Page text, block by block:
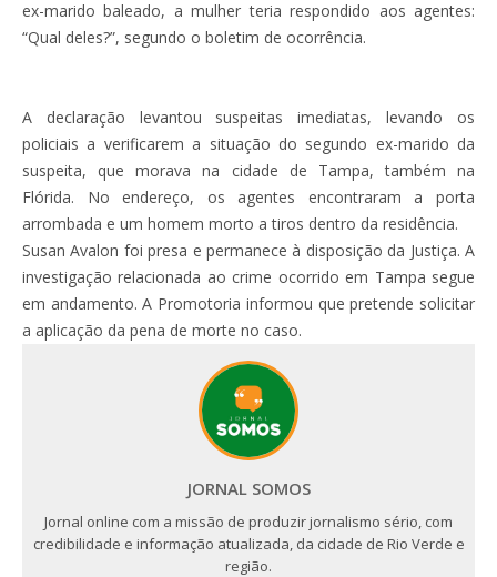
ex-marido baleado, a mulher teria respondido aos agentes:
“Qual deles?”, segundo o boletim de ocorrência.
A declaração levantou suspeitas imediatas, levando os
policiais a verificarem a situação do segundo ex-marido da
suspeita, que morava na cidade de Tampa, também na
Flórida. No endereço, os agentes encontraram a porta
arrombada e um homem morto a tiros dentro da residência.
Susan Avalon foi presa e permanece à disposição da Justiça. A
investigação relacionada ao crime ocorrido em Tampa segue
em andamento. A Promotoria informou que pretende solicitar
a aplicação da pena de morte no caso.
JORNAL SOMOS
Jornal online com a missão de produzir jornalismo sério, com
credibilidade e informação atualizada, da cidade de Rio Verde e
região.